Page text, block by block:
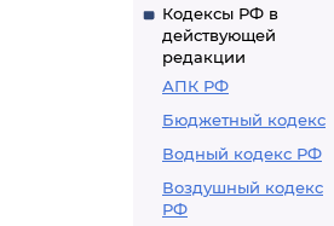
Кодексы РФ в
действующей
редакции
АПК РФ
Бюджетный кодекс
Водный кодекс РФ
Воздушный кодекс
РФ